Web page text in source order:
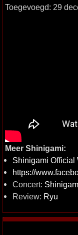
Toegevoegd: 29
Meer Shinigami:
Shinigami Official
https://
Concert:
Review: Ryu